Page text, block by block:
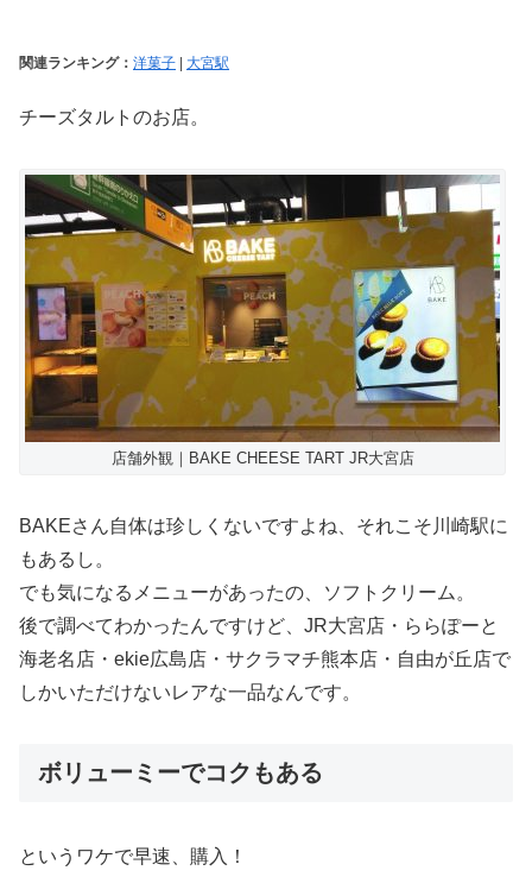
関連ランキング： 洋菓子 | 大宮駅
チーズタルトのお店。
店舗外観｜BAKE CHEESE TART JR大宮店
BAKEさん自体は珍しくないですよね、それこそ川崎駅に
もあるし。
でも気になるメニューがあったの、ソフトクリーム。
後で調べてわかったんですけど、JR大宮店・ららぽーと
海老名店・ekie広島店・サクラマチ熊本店・自由が丘店で
しかいただけないレアな一品なんです。
ボリューミーでコクもある
というワケで早速、購入！